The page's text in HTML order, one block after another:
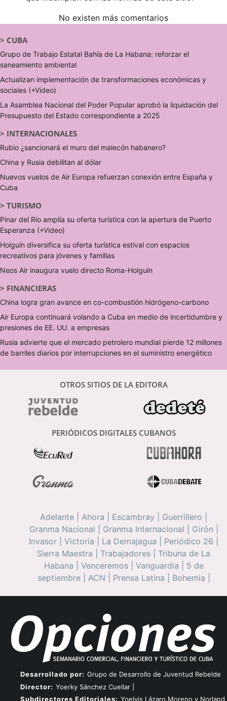
No existen más comentarios
> CUBA
Grupo de Trabajo Estatal Bahía de La Habana: reforzar el
saneamiento ambiental
Actualizan implementación de transformaciones económicas y
sociales (+Video)
La Asamblea Nacional del Poder Popular aprobó la liquidación del
Presupuesto del Estado correspondiente a 2025
> INTERNACIONALES
Rubio ¿sancionará el muro del malecón habanero?
China y Rusia debilitan al dólar
Nuevos vuelos de Air Europa refuerzan conexión entre España y
Cuba
> TURISMO
Pinar del Río amplía su oferta turística con la apertura de Puerto
Esperanza (+Video)
Holguín diversifica su oferta turística estival con espacios
recreativos para jóvenes y familias
Neos Air inaugura vuelo directo Roma-Holguín
> FINANCIERAS
China logra gran avance en co-combustión hidrógeno-carbono
Air Europa continuará volando a Cuba en medio de incertidumbre y
presiones de EE. UU. a empresas
Rusia advierte que el mercado petrolero mundial pierde 12 millones
de barriles diarios por interrupciones en el suministro energético
OTROS SITIOS DE LA EDITORA
PERIÓDICOS DIGITALES CUBANOS
Adelante Ahora Escambray Guerrillero
Granma Nacional
Granma Internacional Girón
Invasor
Victoria La Demajagua Periódico 26
Sierra Maestra
Trabajadores
Tribuna de La
Habana
Venceremos| Vanguardia
5 de
septiembre| ACN Prensa Latina Bohemia
Desarrollado por: Grupo de Desarrollo de Juventud Rebelde
Director: Yoerky Sánchez Cuellar |
Subdirectores Editoriales: Yoelvis Lázaro Moreno y Norland